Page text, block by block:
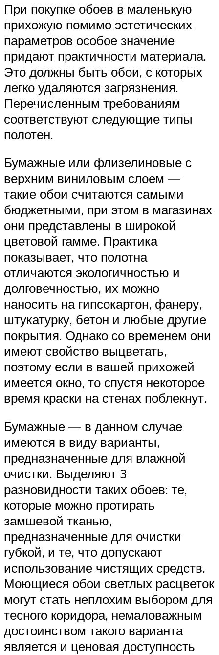
При покупке обоев в маленькую
прихожую помимо эстетических
параметров особое значение
придают практичности материала.
Это должны быть обои, с которых
легко удаляются загрязнения.
Перечисленным требованиям
соответствуют следующие типы
полотен.
Бумажные или флизелиновые с
верхним виниловым слоем —
такие обои считаются самыми
бюджетными, при этом в магазинах
они представлены в широкой
цветовой гамме. Практика
показывает, что полотна
отличаются экологичностью и
долговечностью, их можно
наносить на гипсокартон, фанеру,
штукатурку, бетон и любые другие
покрытия. Однако со временем они
имеют свойство выцветать,
поэтому если в вашей прихожей
имеется окно, то спустя некоторое
время краски на стенах поблекнут.
Бумажные — в данном случае
имеются в виду варианты,
предназначенные для влажной
очистки. Выделяют 3
разновидности таких обоев: те,
которые можно протирать
замшевой тканью,
предназначенные для очистки
губкой, и те, что допускают
использование чистящих средств.
Моющиеся обои светлых расцветок
могут стать неплохим выбором для
тесного коридора, немаловажным
достоинством такого варианта
является и ценовая доступность